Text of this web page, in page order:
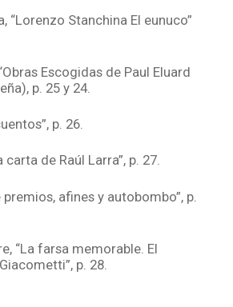
“Lorenzo Stanchina El eunuco”
Escogidas de Paul Eluard
p. 25 y 24.
p. 26.
carta de Raúl Larra”, p. 27.
afines y autobombo”, p.
“La farsa memorable. El
p. 28.